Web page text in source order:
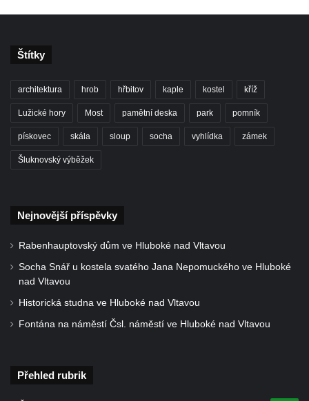
Strom svobody a památník 100 let republiky
a 30. výročí listopadu 1989 v Hrobčicích
Socha vodníka u požární nádrže v
Mirošovicích
Socha býka před areálem firmy 2JCP v
Račicích
Povodňový sloup II. v Dobříni
Štítky
architektura hrob hřbitov kaple kostel kříž
Lužické hory Most pamětní deska park pomník
pískovec skála sloup socha vyhlídka zámek
Šluknovský výběžek
Nejnovější příspěvky
Rabenhauptovský dům ve Hluboké nad Vltavou
Socha Snář u kostela svatého Jana Nepomuckého ve Hluboké
nad Vltavou
Historická studna ve Hluboké nad Vltavou
Fontána na náměstí Čsl. náměstí ve Hluboké nad Vltavou
Přehled rubrik